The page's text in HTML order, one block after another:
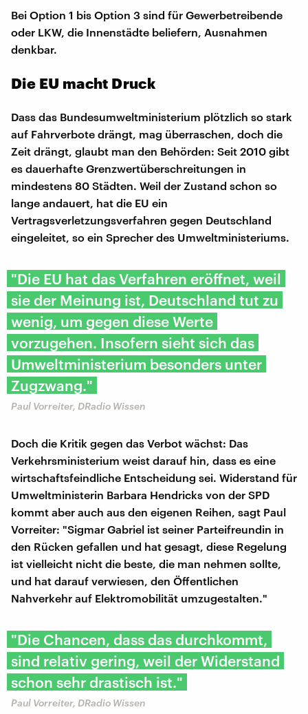
Bei Option 1 bis Option 3 sind für Gewerbetreibende
oder LKW, die Innenstädte beliefern, Ausnahmen
denkbar.
Die EU macht Druck
Dass das Bundesumweltministerium plötzlich so stark
auf Fahrverbote drängt, mag überraschen, doch die
Zeit drängt, glaubt man den Behörden: Seit 2010 gibt
es dauerhafte Grenzwertüberschreitungen in
mindestens 80 Städten. Weil der Zustand schon so
lange andauert, hat die EU ein
Vertragsverletzungsverfahren gegen Deutschland
eingeleitet, so ein Sprecher des Umweltministeriums.
"Die EU hat das Verfahren eröffnet, weil
sie der Meinung ist, Deutschland tut zu
wenig, um gegen diese Werte
vorzugehen. Insofern sieht sich das
Umweltministerium besonders unter
Zugzwang."
Paul Vorreiter, DRadio Wissen
Doch die Kritik gegen das Verbot wächst: Das
Verkehrsministerium weist darauf hin, dass es eine
wirtschaftsfeindliche Entscheidung sei. Widerstand für
Umweltministerin Barbara Hendricks von der SPD
kommt aber auch aus den eigenen Reihen, sagt Paul
Vorreiter: "Sigmar Gabriel ist seiner Parteifreundin in
den Rücken gefallen und hat gesagt, diese Regelung
ist vielleicht nicht die beste, die man nehmen sollte,
und hat darauf verwiesen, den Öffentlichen
Nahverkehr auf Elektromobilität umzugestalten."
"Die Chancen, dass das durchkommt,
sind relativ gering, weil der Widerstand
schon sehr drastisch ist."
Paul Vorreiter, DRadio Wissen